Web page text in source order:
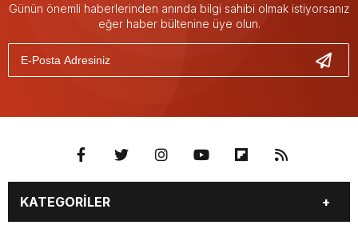
Günün önemli haberlerinden anında bilgi sahibi olmak istiyorsanız
eğer haber bültenine üye olun.
KATEGORİLER